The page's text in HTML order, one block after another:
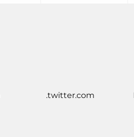
.twitter.com